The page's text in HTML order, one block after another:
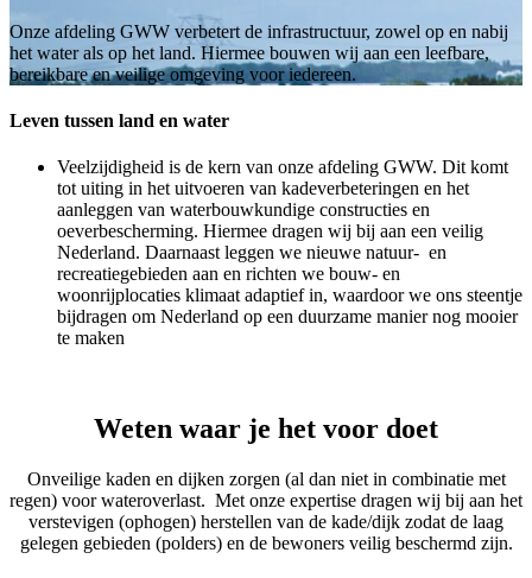
Onze afdeling GWW verbetert de infrastructuur, zowel op en nabij
het water als op het land. Hiermee bouwen wij aan een leefbare,
bereikbare en veilige omgeving voor iedereen.
Leven tussen land en water
Veelzijdigheid is de kern van onze afdeling GWW. Dit komt
tot uiting in het uitvoeren van kadeverbeteringen en het
aanleggen van waterbouwkundige constructies en
oeverbescherming. Hiermee dragen wij bij aan een veilig
Nederland. Daarnaast leggen we nieuwe natuur- en
recreatiegebieden aan en richten we bouw- en
woonrijplocaties klimaat adaptief in, waardoor we ons steentje
bijdragen om Nederland op een duurzame manier nog mooier
te maken
Weten waar je het voor doet
Onveilige kaden en dijken zorgen (al dan niet in combinatie met
regen) voor wateroverlast. Met onze expertise dragen wij bij aan het
verstevigen (ophogen) herstellen van de kade/dijk zodat de laag
gelegen gebieden (polders) en de bewoners veilig beschermd zijn.